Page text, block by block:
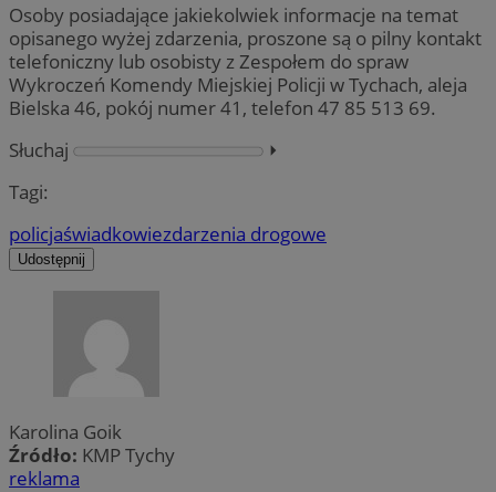
Osoby posiadające jakiekolwiek informacje na temat
opisanego wyżej zdarzenia, proszone są o pilny kontakt
telefoniczny lub osobisty z Zespołem do spraw
Wykroczeń Komendy Miejskiej Policji w Tychach, aleja
Bielska 46, pokój numer 41, telefon 47 85 513 69.
Słuchaj
⏵︎
Tagi:
policjaświadkowiezdarzenia drogowe
Udostępnij
Karolina Goik
Źródło: KMP Tychy
reklama